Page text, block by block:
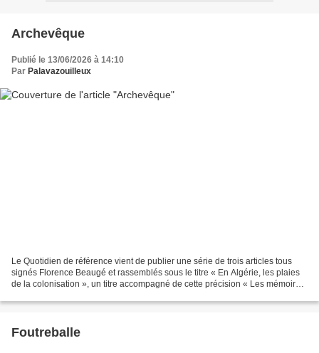
Archevêque
Publié le 13/06/2026 à 14:10
Par Palavazouilleux
Le Quotidien de référence vient de publier une série de trois articles tous
signés Florence Beaugé et rassemblés sous le titre « En Algérie, les plaies
de la colonisation », un titre accompagné de cette précision « Les mémoires
Foutreballe